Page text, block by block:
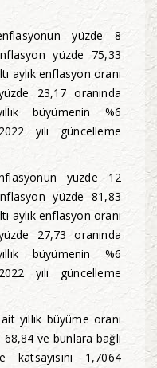
yüzde 8
yüzde 75,33
aylık enflasyon oranı
23,17 oranında
büyümenin %6
yılı güncelleme
yüzde 12
yüzde 81,83
aylık enflasyon oranı
27,73 oranında
büyümenin %6
yılı güncelleme
yıllık büyüme oranı
ve bunlara bağlı
1,7064